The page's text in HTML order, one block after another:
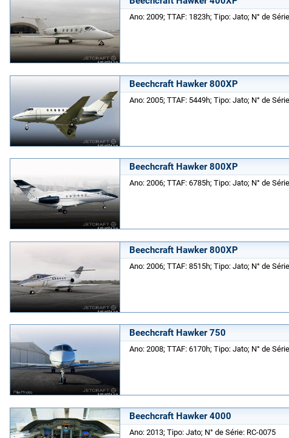
Ano: 2009; TTAF: 1823h; Tipo: Jato; N° de
Beechcraft Hawker 800XP
Ano: 2005; TTAF: 5449h; Tipo: Jato; N° de
Beechcraft Hawker 800XP
Ano: 2006; TTAF: 6785h; Tipo: Jato; N° de
Beechcraft Hawker 800XP
Ano: 2006; TTAF: 8515h; Tipo: Jato; N° de
Beechcraft Hawker 750
Ano: 2008; TTAF: 6170h; Tipo: Jato; N° de
Beechcraft Hawker 4000
Ano: 2013; Tipo: Jato; N° de Série: RC-0075